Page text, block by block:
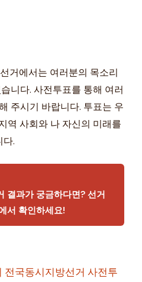
거에서는 여러분의 목소리
니다. 사전투표를 통해 여러
주시기 바랍니다. 투표는 우
역 사회와 나 자신의 미래를
다.
결과가 궁금하다면? 선거
서 확인하세요!
전국동시지방선거 사전투